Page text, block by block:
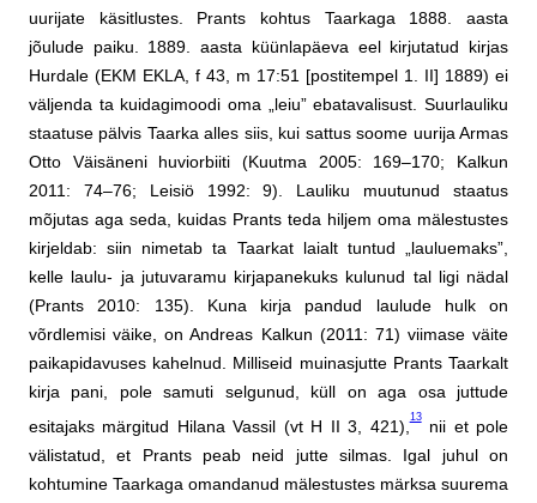
uurijate käsitlustes. Prants kohtus Taarkaga 1888. aasta
jõulude paiku. 1889. aasta küünlapäeva eel kirjutatud kirjas
Hurdale (EKM EKLA, f 43, m 17:51 [postitempel 1. II] 1889) ei
väljenda ta kuidagimoodi oma „leiu” ebatavalisust. Suurlauliku
staatuse pälvis Taarka alles siis, kui sattus soome uurija Armas
Otto Väisäneni huviorbiiti (Kuutma 2005: 169–170; Kalkun
2011: 74–76; Leisiö 1992: 9). Lauliku muutunud staatus
mõjutas aga seda, kuidas Prants teda hiljem oma mälestustes
kirjeldab: siin nimetab ta Taarkat laialt tuntud „lauluemaks”,
kelle laulu- ja jutuvaramu kirjapanekuks kulunud tal ligi nädal
(Prants 2010: 135). Kuna kirja pandud laulude hulk on
võrdlemisi väike, on Andreas Kalkun (2011: 71) viimase väite
paikapidavuses kahelnud. Milliseid muinasjutte Prants Taarkalt
kirja pani, pole samuti selgunud, küll on aga osa juttude
esitajaks märgitud Hilana Vassil (vt H II 3, 421),
13
nii et pole
välistatud, et Prants peab neid jutte silmas. Igal juhul on
kohtumine Taarkaga omandanud mälestustes märksa suurema